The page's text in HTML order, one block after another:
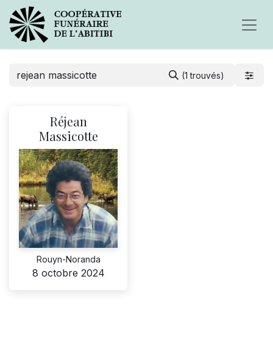
(1 trouvés)
Réjean
Massicotte
Rouyn-Noranda
8 octobre 2024